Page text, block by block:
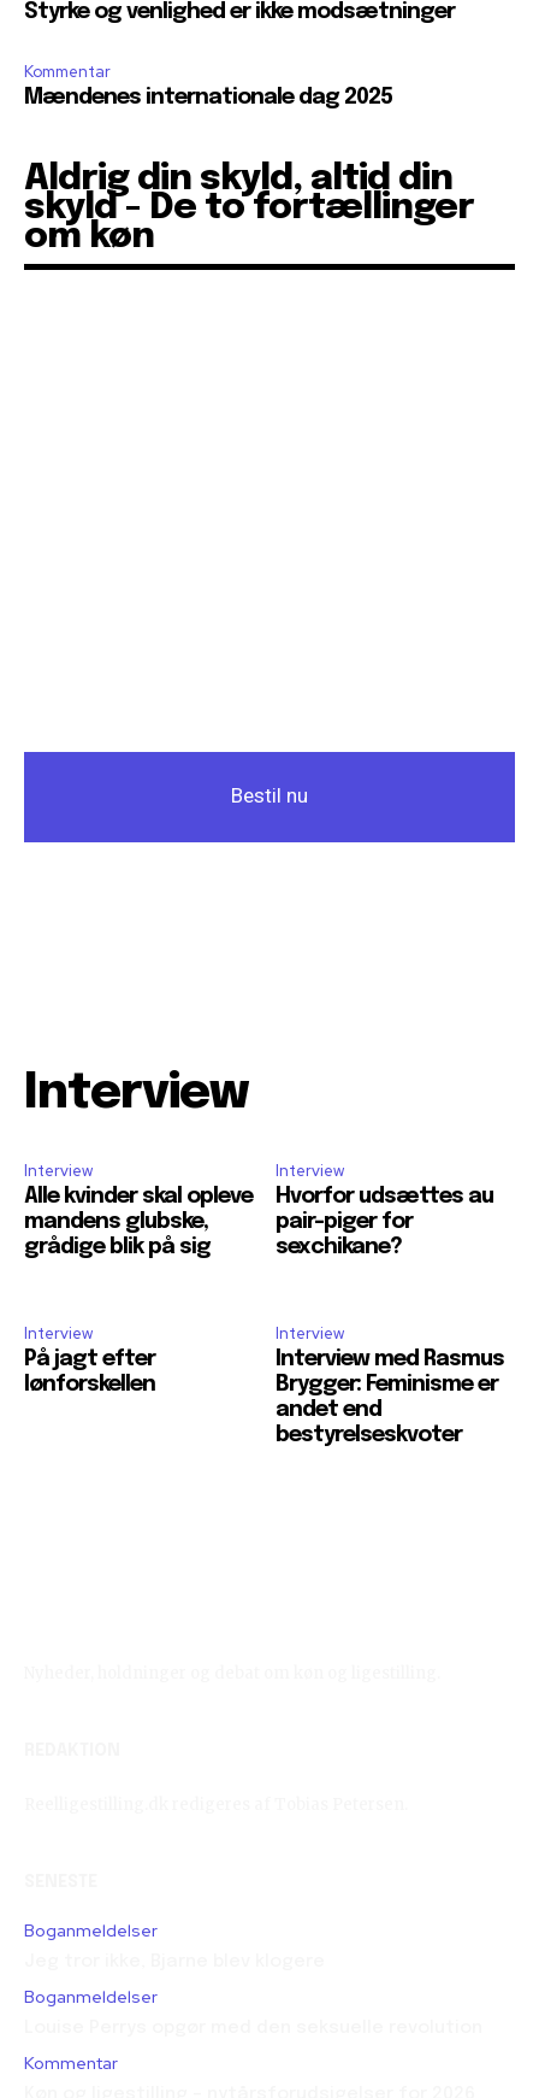
Styrke og venlighed er ikke modsætninger
Kommentar
Mændenes internationale dag 2025
Aldrig din skyld, altid din
skyld - De to fortællinger
om køn
Bestil nu
Interview
Interview
Alle kvinder skal opleve
mandens glubske,
grådige blik på sig
Interview
Hvorfor udsættes au
pair-piger for
sexchikane?
Interview
På jagt efter
lønforskellen
Interview
Interview med Rasmus
Brygger: Feminisme er
andet end
bestyrelseskvoter
Boganmeldelser
Boganmeldelser
Kommentar